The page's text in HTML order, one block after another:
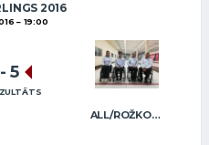
2016
19:00
ALL/ROŽKOVA
- 5